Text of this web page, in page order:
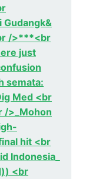
Gudangk&
/>***<br
just
semata:
Med <br
/>_Mohon
hit <br
Indonesia_
<br